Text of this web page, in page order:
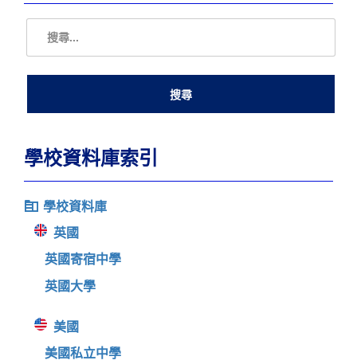
學校資料庫索引
學校資料庫
英國
英國寄宿中學
英國大學
美國
美國私立中學